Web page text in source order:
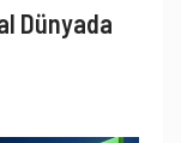
Dünyada